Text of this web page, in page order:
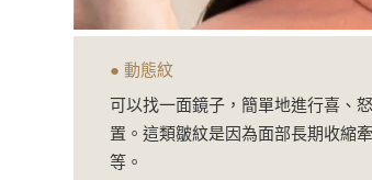
● 動態紋
可以找一面鏡子，簡單地進行喜、
置。這類皺紋是因為面部長期收縮
等。